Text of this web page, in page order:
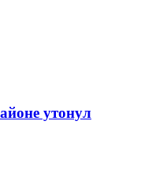
утонул